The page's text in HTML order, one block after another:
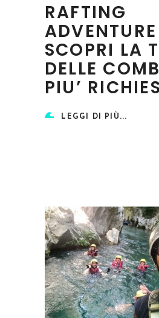
RAFTING
SCOPRI LA
DELLE
PIU’
LEGGI DI PIÙ...